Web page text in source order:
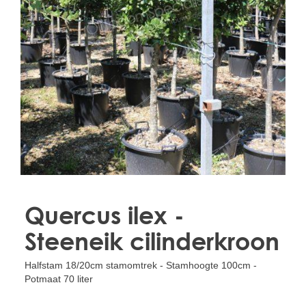
Treesafe
VORSTBESCHERMINGVOORBOMEN.NL
WINTERSCHUTZFUERBAEUME.DE
FROSTPROTECTIONFORTREES.CO.UK
Terracotta
TERRACOTTA.NL
TERRACOTTA.BE
TERRAKOTTA.DE
Quercus ilex -
Steeneik cilinderkroon
Halfstam 18/20cm stamomtrek - Stamhoogte 100cm -
Potmaat 70 liter